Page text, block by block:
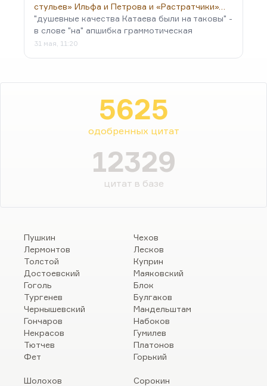
стульев» Ильфа и Петрова и «Растратчики»…
"душевные качества Катаева были на таковы" -
в слове "на" апшибка граммотическая
31 мая, 11:20
5625
одобренных цитат
12329
цитат в базе
Пушкин
Лермонтов
Толстой
Достоевский
Гоголь
Тургенев
Чернышевский
Гончаров
Некрасов
Тютчев
Фет
Чехов
Лесков
Куприн
Маяковский
Блок
Булгаков
Мандельштам
Набоков
Гумилев
Платонов
Горький
Шолохов
Сорокин